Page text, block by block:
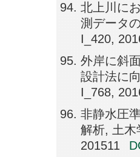
北上川に
測データ
I_420,
外岸に斜
設計法に
I_768,
非静水圧
解析, 土木
201511